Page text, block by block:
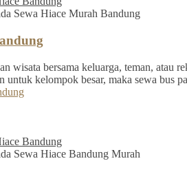
Sewa Hiace Murah Bandung
wisata bersama keluarga, teman,
untuk kelompok besar, maka sewa bus
Bandung
Sewa Hiace Bandung Murah